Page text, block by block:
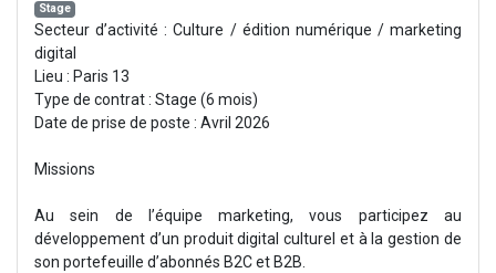
Stage
Secteur d’activité : Culture / édition numérique / marketing
digital
Lieu : Paris 13
Type de contrat : Stage (6 mois)
Date de prise de poste : Avril 2026
Missions
Au sein de l’équipe marketing, vous participez au
développement d’un produit digital culturel et à la gestion de
son portefeuille d’abonnés B2C et B2B.